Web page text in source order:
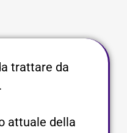
trattare da
attuale della